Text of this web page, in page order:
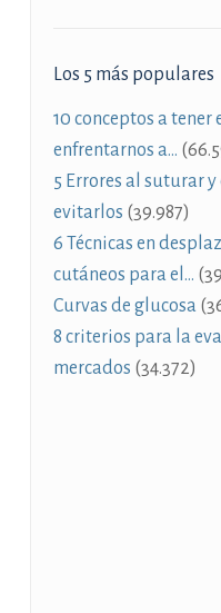
Los 5 más populares
10 conceptos a tener
enfrentarnos a…
5 Errores al suturar y
evitarlos (39.987)
6 Técnicas en
cutáneos para el…
Curvas de glucosa
8 criterios para la
mercados (34.372)